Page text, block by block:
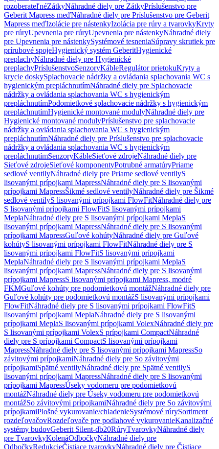
rozoberateľnéZátkyNáhradné diely pre ZátkyPríslušenstvo pre
Geberit Mapress meďNáhradné diely pre Príslušenstvo pre Geberit
Mapress meďIzolácie pre nástenkyIzolácia pre rúry a tvarovkyKryty
pre rúryUpevnenia pre rúryUpevnenia pre nástenkyNáhradné diely
pre Upevnenia pre nástenkySystémové tesneniaSúpravy skrutiek pre
prírubové spojeHygienický systém GeberitHygienické
preplachyNáhradné diely pre Hygienické
preplachyPríslušenstvoSenzoryKábleRegulátor prietokuKryty a
krycie doskySplachovacie nádržky a ovládania splachovania WC s
hygienickým prepláchnutímNáhradné diely pre Splachovacie
nádržky a ovládania splachovania WC s hygienickým
prepláchnutímPodomietkové splachovacie nádržky s hygienickým
prepláchnutímHygienické montované modulyNáhradné diely pre
Hygienické montované modulyPríslušenstvo pre splachovacie
nádržky a ovládania splachovania WC s hygienickým
prepláchnutímNáhradné diely pre Príslušenstvo pre splachovacie
nádržky a ovládania splachovania WC s hygienickým
prepláchnutímSenzoryKábleSieťové zdrojeNáhradné diely pre
Sieťové zdrojeSieťové komponentyPotrubné armatúryPriame
sedlové ventilyNáhradné diely pre Priame sedlové ventilyS
lisovanými prípojkami MapressNáhradné diely pre S lisovanými
prípojkami MapressŠikmé sedlové ventilyNáhradné diely pre Šikmé
sedlové ventilyS lisovanými prípojkami FlowFitNáhradné diely pre
S lisovanými prípojkami FlowFitS lisovanými prípojkami
MeplaNáhradné diely pre S lisovanými prípojkami MeplaS
lisovanými prípojkami MapressNáhradné diely pre S lisovanými
prípojkami MapressGuľové kohútyNáhradné diely pre Guľové
kohútyS lisovanými prípojkami FlowFitNáhradné diely pre S
lisovanými prípojkami FlowFitS lisovanými prípojkami
MeplaNáhradné diely pre S lisovanými prípojkami MeplaS
lisovanými prípojkami MapressNáhradné diely pre S lisovanými
prípojkami MapressS lisovanými prípojkami Mapress, modré
FKMGuľové kohúty pre podomietkovú montážNáhradné diely pre
Guľové kohúty pre podomietkovú montážS lisovanými prípojkami
FlowFitNáhradné diely pre S lisovanými prípojkami FlowFitS
lisovanými prípojkami MeplaNáhradné diely pre S lisovanými
prípojkami MeplaS lisovanými prípojkami VolexNáhradné diely pre
S lisovanými prípojkami VolexS prípojkami CompactNáhradné
diely pre S prípojkami CompactS lisovanými prípojkami
MapressNáhradné diely pre S lisovanými prípojkami MapressSo
závitovými prípojkamiNáhradné diely pre So závitovými
prípojkamiSpätné ventilyNáhradné diely pre Spätné ventilyS
lisovanými prípojkami MapressNáhradné diely pre S lisovanými
prípojkami MapressÚseky vodomeru pre podomietkovú
montážNáhradné diely pre Úseky vodomeru pre podomietkovú
montážSo závitovými prípojkamiNáhradné diely pre So závitovými
prípojkamiPlošné vykurovanie/chladenieSystémové rúrySortiment
rozdeľovačovRozdeľovače pre podlahové vykurovanieKanalizačné
systémy budovGeberit Silent-db20RúryTvarovkyNáhradné diely
pre TvarovkyKolenáOdbočkyNáhradné diely pre
OdbočkyRedukcieČistiace tvarovkyNáhradné diely pre Čistiace